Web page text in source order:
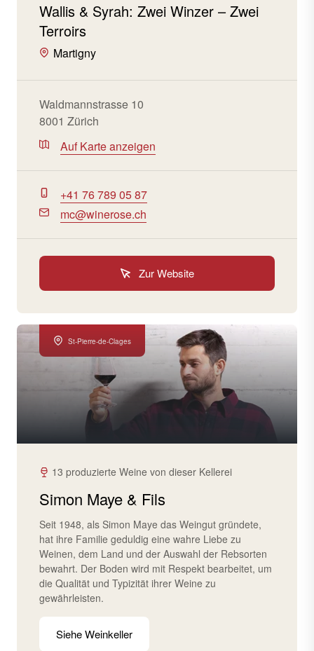
Wallis & Syrah: Zwei Winzer – Zwei
Terroirs
Martigny
Waldmannstrasse 10
8001 Zürich
Auf Karte anzeigen
+41 76 789 05 87
mc@winerose.ch
Zur Website
St-Pierre-de-Clages
13 produzierte Weine von dieser Kellerei
Simon Maye & Fils
Seit 1948, als Simon Maye das Weingut gründete,
hat ihre Familie geduldig eine wahre Liebe zu
Weinen, dem Land und der Auswahl der Rebsorten
bewahrt. Der Boden wird mit Respekt bearbeitet, um
die Qualität und Typizität ihrer Weine zu
gewährleisten.
Siehe Weinkeller